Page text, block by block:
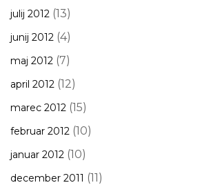
julij 2012 (13)
junij 2012 (4)
maj 2012 (7)
april 2012 (12)
marec 2012 (15)
februar 2012 (10)
januar 2012 (10)
december 2011 (11)